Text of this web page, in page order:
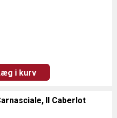
i kurv
Il Caberlot